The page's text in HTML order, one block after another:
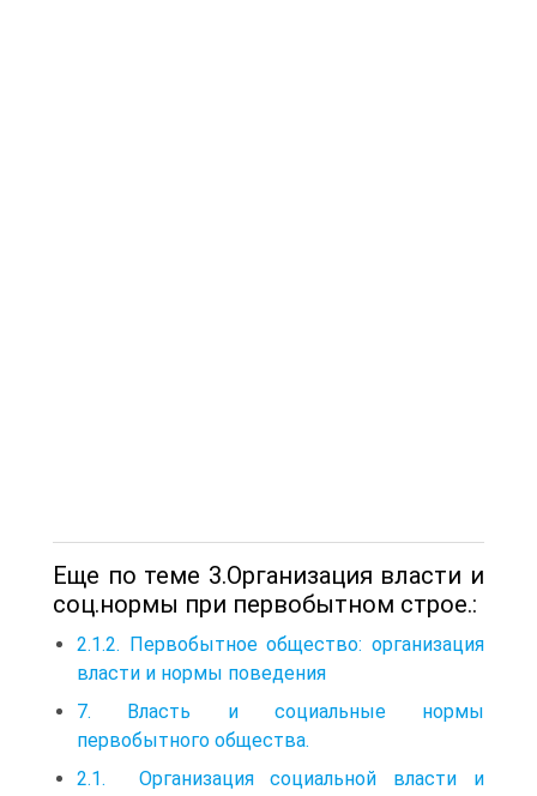
Еще по теме 3.Организация власти и
соц.нормы при первобытном строе.:
2.1.2. Первобытное общество: организация
власти и нормы поведения
7. Власть и социальные нормы
первобытного общества.
2.1. Организация социальной власти и